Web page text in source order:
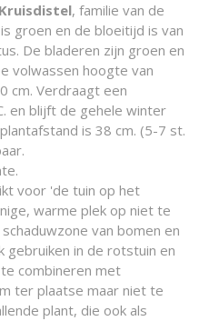
Kruisdistel, familie van de
groen en de bloeitijd is van
De bladeren zijn groen en
volwassen hoogte van
cm. Verdraagt een
en blijft de gehele winter
is 38 cm. (5-7 st.
voor 'de tuin op het
warme plek op niet te
van bomen en
gebruiken in de rotstuin en
combineren met
ter plaatse maar niet te
plant, die ook als